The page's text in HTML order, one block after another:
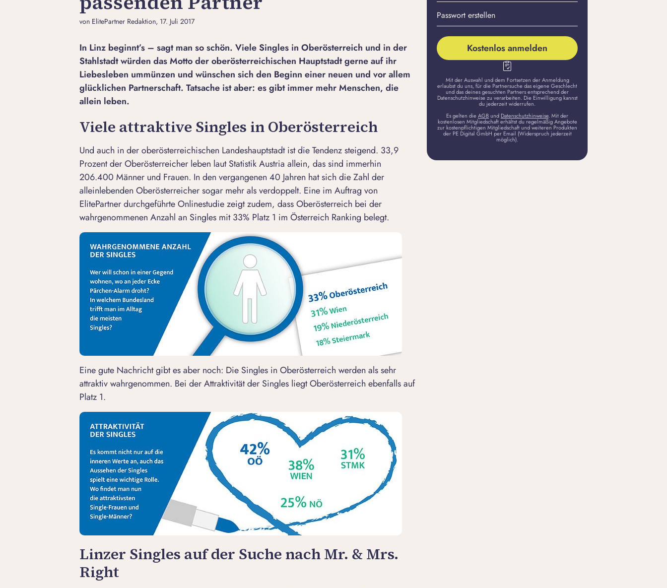
von ElitePartner Redaktion, 17. Juli 2017
In Linz beginnt’s – sagt man so schön. Viele Singles in Oberösterreich und in der
Stahlstadt würden das Motto der oberösterreichischen Hauptstadt gerne auf ihr
Liebesleben ummünzen und wünschen sich den Beginn einer neuen und vor allem
glücklichen Partnerschaft. Tatsache ist aber: es gibt immer mehr Menschen, die
allein leben.
Viele attraktive Singles in Oberösterreich
Und auch in der oberösterreichischen Landeshauptstadt ist die Tendenz steigend. 33,9
Prozent der Oberösterreicher leben laut Statistik Austria allein, das sind immerhin
206.400 Männer und Frauen. In den vergangenen 40 Jahren hat sich die Zahl der
alleinlebenden Oberösterreicher sogar mehr als verdoppelt. Eine im Auftrag von
ElitePartner durchgeführte Onlinestudie zeigt zudem, dass Oberösterreich bei der
wahrgenommenen Anzahl an Singles mit 33% Platz 1 im Österreich Ranking belegt.
Eine gute Nachricht gibt es aber noch: Die Singles in Oberösterreich werden als sehr
attraktiv wahrgenommen. Bei derAttraktivitätder Singles liegt Oberösterreich ebenfalls auf
Platz 1.
Linzer Singles auf der Suche nach Mr. & Mrs.
Right
Mail-
Adresse
Passwort
erstellen
Kostenlos anmelden
Mit der Auswahl und dem Fortsetzen der Anmeldung
erlaubst du uns, für die Partnersuche das eigene Geschlecht
und das deines gesuchten Partners entsprechend der
Datenschutzhinweise zu verarbeiten. Die Einwilligung kannst
du jederzeit widerrufen.
Es gelten dieAGBund Datenschutzhinweise. Mit der
kostenlosen Mitgliedschaft erhältst du regelmäßig Angebote
zur kostenpflichtigen Mitgliedschaft und weiteren Produkten
der PE Digital GmbH per Email (Widerspruch jederzeit
möglich).